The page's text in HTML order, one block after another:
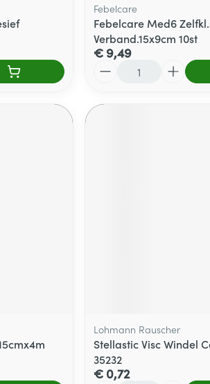
Febelcare
Febelcare Med6
Verband.15x9cm 10st
€ 9,49
Lohmann Rauscher
Stellastic Visc Windel
35232
€ 0,72